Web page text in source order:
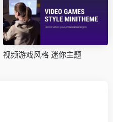
视频游戏风格 迷你主题